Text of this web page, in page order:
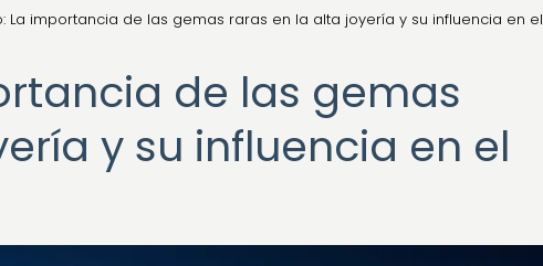
La importancia de las gemas raras en la alta joyería y su influencia en el
de las gemas
y su influencia en el